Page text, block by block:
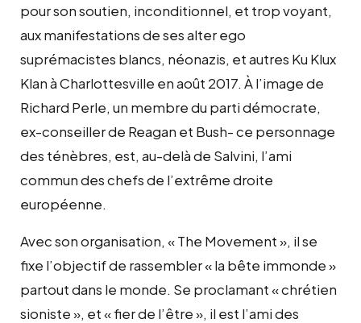
pour son soutien, inconditionnel, et trop voyant,
aux manifestations de ses alter ego
suprémacistes blancs, néonazis, et autres Ku Klux
Klan à Charlottesville en août 2017. À l’image de
Richard Perle, un membre du parti démocrate,
ex-conseiller de Reagan et Bush- ce personnage
des ténèbres, est, au-delà de Salvini, l’ami
commun des chefs de l’extrême droite
européenne.
Avec son organisation, « The Movement », il se
fixe l’objectif de rassembler « la bête immonde »
partout dans le monde. Se proclamant « chrétien
sioniste », et « fier de l’être », il est l’ami des